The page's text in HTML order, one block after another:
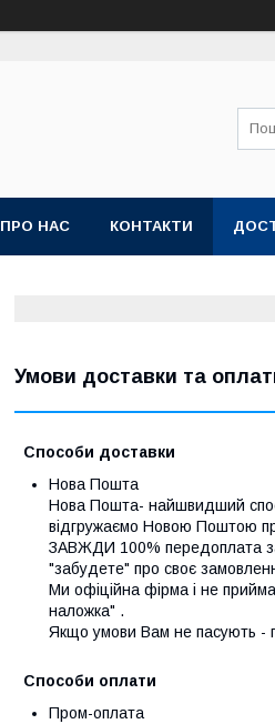
ПРО НАС КОНТАКТИ
Умови доставки та
Способи доставки
Нова Пошта
Нова Пошта- найшвидший
відгружаємо Новою Поштою
ЗАВЖДИ 100% передоплата за
"забудете" про своє
Ми офіційна фірма і не
наложка" .
Якщо умови Вам не пасують -
Способи оплати
Пром-оплата